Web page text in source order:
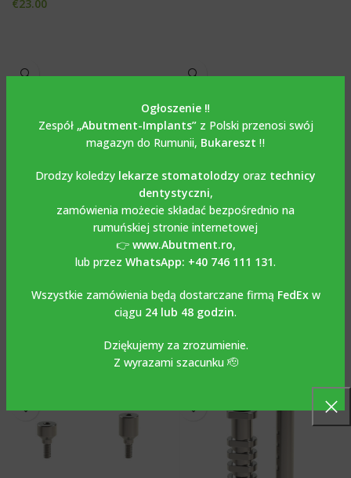
Ogłoszenie ‼️
Zespół „Abutment-Implants”z Polski przenosi swój
magazyn do Rumunii, Bukareszt ‼️
Drodzy koledzy lekarze stomatolodzy oraz technicy
dentystyczni,
zamówienia możecie składać bezpośrednio na
rumuńskiej stronie internetowej
👉 www.Abutment.ro,
lub przez WhatsApp: +40 746 111 131.
Wszystkie zamówienia będą dostarczane firmą FedExw
ciągu 24 lub 48 godzin.
Dziękujemy za zrozumienie.
Z wyrazami szacunku 🫡
€23.00
Prosty most wieloczęściowy
kompatybilny z implantami
XIVE FRIALIT® DENTSPLY*.
multi-unit
Śruba gojąca/śruba
przezdziąsłowa
kompatybilna z BIOMET 3i
CERTAIN® implants*
ŚRUBY GOJĄCE
€18.00